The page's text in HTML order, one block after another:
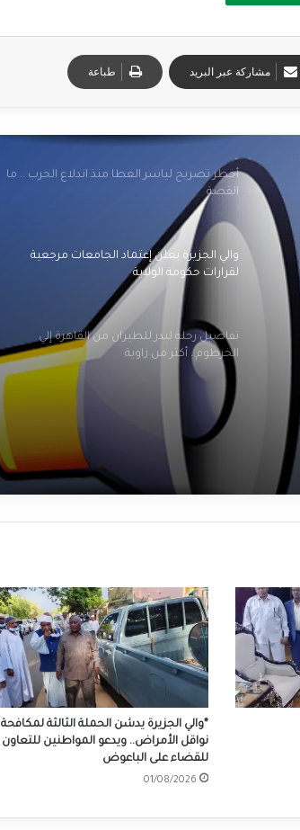
مشاركة عبر البريد طباعة
أخطر تصريح لياسر العطا منذ اندلاع الحرب .. ما
القصة
والي الجزيرة يعلن إعتماد الجامعات مرجعية
لقرارات حكومة الولاية
تفاصيل رحلة لبدر للطيران من القاهرة إلي
الخرطوم.. أكثر من زاوية
*والي الجزيرة يدشن الحملة الثالثة لمكافحة
نواقل الأمراض.. ويدعو المواطنين للتعاون
للقضاء على الباعوض
01/08/2026